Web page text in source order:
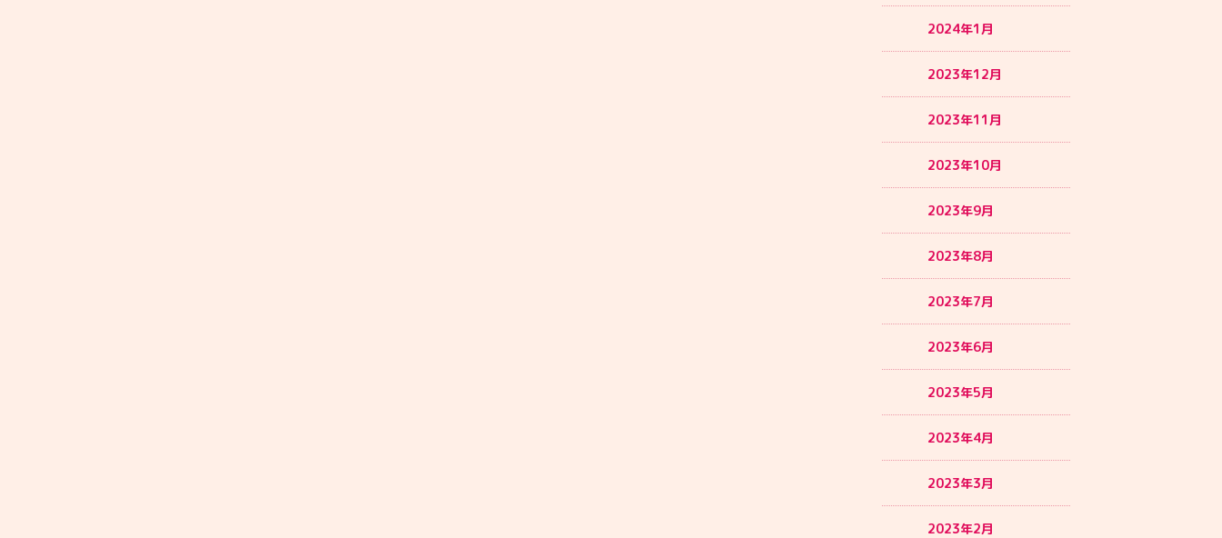
2024年1月
2023年12月
2023年11月
2023年10月
2023年9月
2023年8月
2023年7月
2023年6月
2023年5月
2023年4月
2023年3月
2023年2月